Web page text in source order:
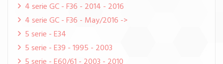
4 serie GC - F36 - 2014 - 2016
4 serie GC - F36 - May/2016 ->
5 serie - E34
5 serie - E39 - 1995 - 2003